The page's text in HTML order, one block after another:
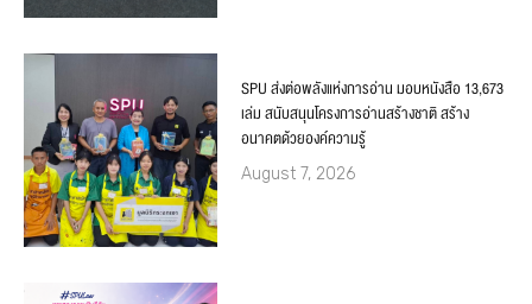
SPU ส่งต่อพลังแห่งการอ่าน มอบหนังสือ 13,673
เล่ม สนับสนุนโครงการอ่านสร้างชาติ สร้าง
อนาคตด้วยองค์ความรู้
August 7, 2026